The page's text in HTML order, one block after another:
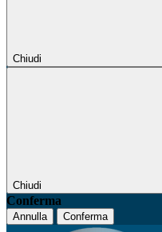
Chiudi
Chiudi
Conferma
Annulla Conferma